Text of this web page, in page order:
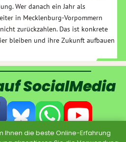
Wer danach ein Jahr als
in Mecklenburg-Vorpommern
zurückzahlen. Das ist konkrete
bleiben und ihre Zukunft aufbauen
SocialMedia
Ihnen die beste Online-Erfahrung